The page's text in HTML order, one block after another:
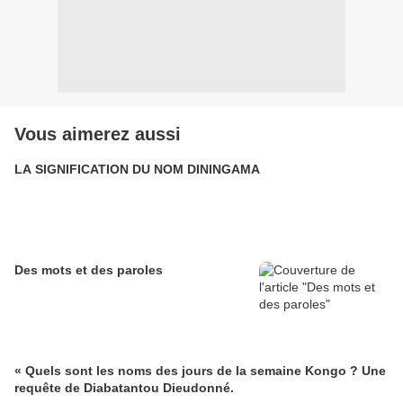
Vous aimerez aussi
LA SIGNIFICATION DU NOM DININGAMA
Des mots et des paroles
« Quels sont les noms des jours de la semaine Kongo ? Une
requête de Diabatantou Dieudonné.